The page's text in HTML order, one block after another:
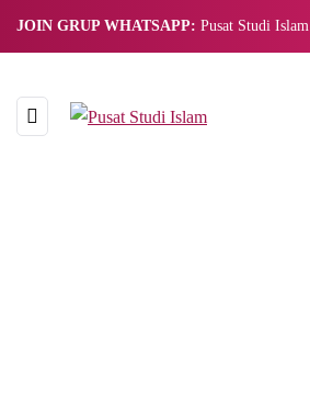
JOIN GRUP WHATSAPP: Pusat Studi Islam